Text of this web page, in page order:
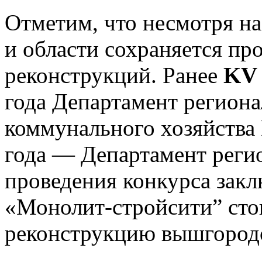
Отметим, что несмотря
и области сохраняется
реконструкций. Ранее KV
года Департамент
коммунального
года — Департамент
проведения конкурса
«Монолит-стройсити”
реконструкцию